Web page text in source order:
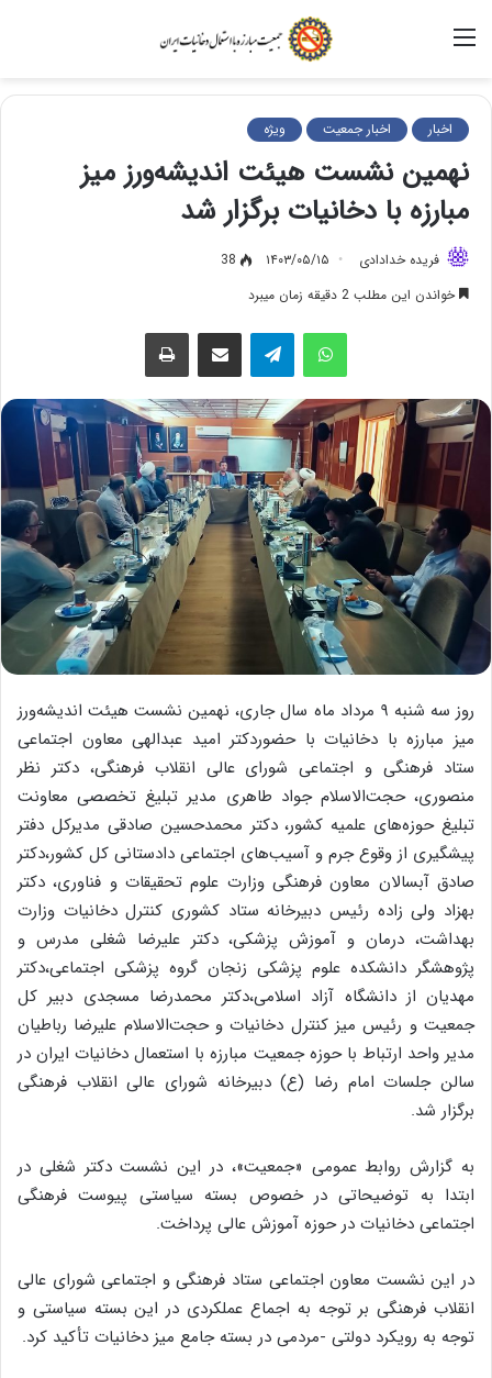
اخبار اخبار جمعیت ویژه
نهمین نشست هیئت اندیشه‌ورز میز
مبارزه با دخانیات برگزار شد
فریده خدادادی ۱۴۰۳/۰۵/۱۵
38
خواندن این مطلب 2 دقیقه زمان میبرد
واتس آپ اشتراک گذاری از طریق ایمیل
روز سه شنبه ۹ مرداد ماه سال جاری، نهمین نشست هیئت اندیشه‌ورز
میز مبارزه با دخانیات با حضوردکتر امید عبدالهی معاون اجتماعی
ستاد فرهنگی و اجتماعی شورای عالی انقلاب فرهنگی، دکتر نظر
منصوری، حجت‌الاسلام جواد طاهری مدیر تبلیغ تخصصی معاونت
تبلیغ حوزه‌های علمیه کشور، دکتر محمدحسین صادقی مدیرکل دفتر
پیشگیری از وقوع جرم و آسیب‌های اجتماعی دادستانی کل کشور،دکتر
صادق آبسالان معاون فرهنگی وزارت علوم تحقیقات و فناوری، دکتر
بهزاد ولی زاده رئیس دبیرخانه ستاد کشوری کنترل دخانیات وزارت
بهداشت، درمان و آموزش پزشکی، دکتر علیرضا شغلی مدرس و
پژوهشگر دانشکده علوم پزشکی زنجان گروه پزشکی اجتماعی،دکتر
مهدیان از دانشگاه آزاد اسلامی،دکتر محمدرضا مسجدی دبیر کل
جمعیت و رئیس میز کنترل دخانیات و حجت‌الاسلام علیرضا رباطیان
مدیر واحد ارتباط با حوزه جمعیت مبارزه با استعمال دخانیات ایران در
سالن جلسات امام رضا (ع) دبیرخانه شورای عالی انقلاب فرهنگی
برگزار شد.
به گزارش روابط عمومی «جمعیت»، در این نشست دکتر شغلی در
ابتدا به توضیحاتی در خصوص بسته سیاستی پیوست فرهنگی
اجتماعی دخانیات در حوزه آموزش عالی پرداخت.
در این نشست معاون اجتماعی ستاد فرهنگی و اجتماعی شورای عالی
انقلاب فرهنگی بر توجه به اجماع عملکردی در این بسته سیاستی و
توجه به رویکرد دولتی -مردمی در بسته جامع میز دخانیات تأکید کرد.